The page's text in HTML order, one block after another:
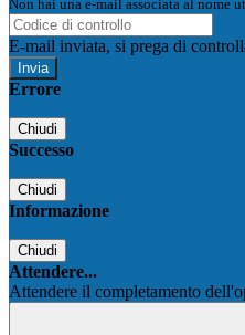
Non hai una e-mail associata al nome
E-mail inviata, si prega di
Errore
Chiudi
Successo
Chiudi
Informazione
Chiudi
Attendere...
Attendere il completamento